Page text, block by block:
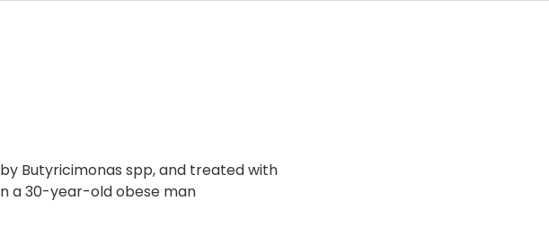
Butyricimonas spp, and treated with
a 30-year-old obese man